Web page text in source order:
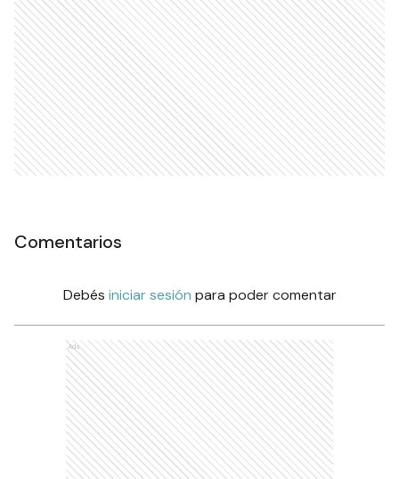
Comentarios
Debés iniciar sesión para poder comentar
Ads